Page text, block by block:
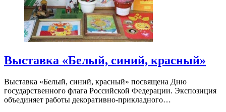
Выставка «Белый, синий, красный»
Выставка «Белый, синий, красный» посвящена Дню
государственного флага Российской Федерации. Экспозиция
объединяет работы декоративно-прикладного…